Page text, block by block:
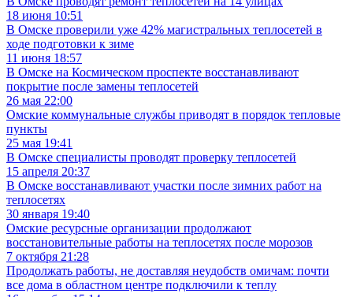
18 июня 10:51
В Омске проверили уже 42% магистральных теплосетей в
ходе подготовки к зиме
11 июня 18:57
В Омске на Космическом проспекте восстанавливают
покрытие после замены теплосетей
26 мая 22:00
Омские коммунальные службы приводят в порядок тепловые
пункты
25 мая 19:41
В Омске специалисты проводят проверку теплосетей
15 апреля 20:37
В Омске восстанавливают участки после зимних работ на
теплосетях
30 января 19:40
Омские ресурсные организации продолжают
восстановительные работы на теплосетях после морозов
7 октября 21:28
Продолжать работы, не доставляя неудобств омичам: почти
все дома в областном центре подключили к теплу